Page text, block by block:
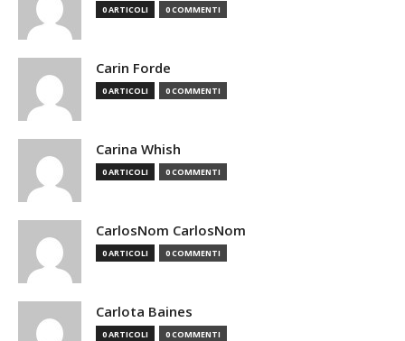
0 ARTICOLI 0 COMMENTI
Carin Forde
0 ARTICOLI 0 COMMENTI
Carina Whish
0 ARTICOLI 0 COMMENTI
CarlosNom CarlosNom
0 ARTICOLI 0 COMMENTI
Carlota Baines
0 ARTICOLI 0 COMMENTI